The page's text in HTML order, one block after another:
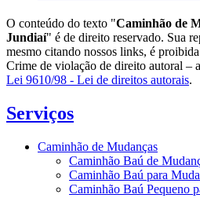
O conteúdo do texto "Caminhão de
Jundiaí" é de direito reservado. Sua
mesmo citando nossos links, é
Crime de violação de direito autoral –
Lei 9610/98 - Lei de direitos autorais.
Serviços
Caminhão de Mudanças
Caminhão Baú de
Caminhão Baú para
Caminhão Baú Pequeno